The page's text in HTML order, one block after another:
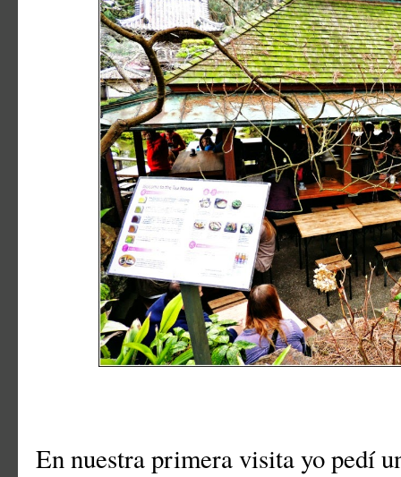
En nuestra primera visita yo pedí